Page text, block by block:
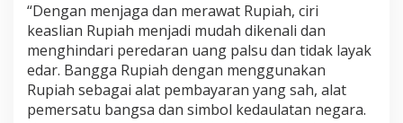
“Dengan menjaga dan merawat Rupiah, ciri
keaslian Rupiah menjadi mudah dikenali dan
menghindari peredaran uang palsu dan tidak layak
edar. Bangga Rupiah dengan menggunakan
Rupiah sebagai alat pembayaran yang sah, alat
pemersatu bangsa dan simbol kedaulatan negara.